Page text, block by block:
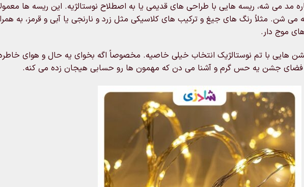
مد می شه، ریسه هایی با طراحی های قدیمی یا به اصطلاح نوستالژیه. این ریسه ها
۶۰ و ۷۰ هستن ساخته می شن. مثلاً رنگ های جیغ و ترکیب های کلاسیکی مثل زرد و نارنجی یا آبی و قرمز، به
موج دار.
جشن هایی با تم نوستالژیک انتخاب خیلی خاصیه. مخصوصاً اگه بخوای یه حال و هوای خاطره
فضای جشن یه حس گرم و آشنا می دن که مهمون ها رو حسابی هیجان زده می کنه.